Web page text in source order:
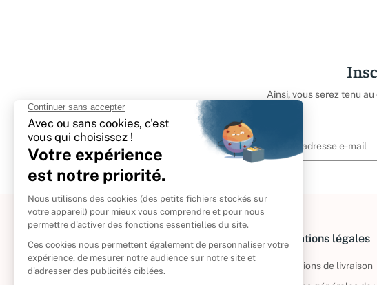
Ainsi, vous serez tenu
À propos
Politique de retour
Informations légales
Informations de livraison